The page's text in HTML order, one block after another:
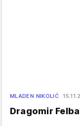
MLADEN NIKOLIĆ
Dragomir